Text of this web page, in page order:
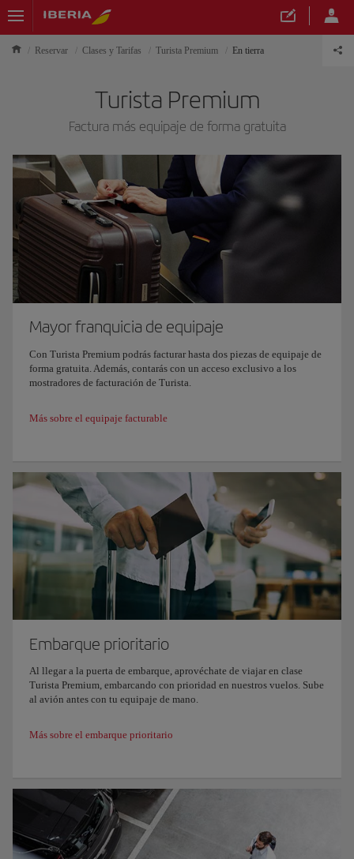
Reservar Clases y Tarifas Turista Premium En tierra
Turista Premium
Factura más equipaje de forma gratuita
Mayor franquicia de equipaje
Con Turista Premium podrás facturar hasta dos piezas de equipaje de
forma gratuita. Además, contarás con un acceso exclusivo a los
mostradores de facturación de Turista.
Más sobre el equipaje facturable
Embarque prioritario
Al llegar a la puerta de embarque, aprovéchate de viajar en clase
Turista Premium, embarcando con prioridad en nuestros vuelos. Sube
al avión antes con tu equipaje de mano.
Más sobre el embarque prioritario